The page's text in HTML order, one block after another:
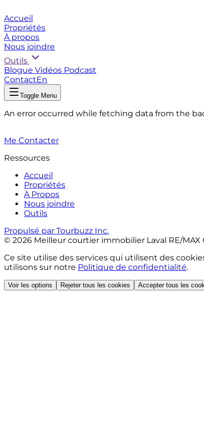
Accueil
Propriétés
À propos
Nous joindre
Outils
Blogue Vidéos Podcast
ContactEn
Toggle Menu
An error occurred while fetching data from the
Me Contacter
Ressources
Accueil
Propriétés
À Propos
Nous joindre
Outils
Propulsé par Tourbuzz Inc.
© 2026 Meilleur courtier immobilier Laval RE/MAX
Ce site utilise des services qui utilisent des
utilisons sur notre Politique de confidentialité.
Voir les options Rejeter tous les cookies Accepter tous les